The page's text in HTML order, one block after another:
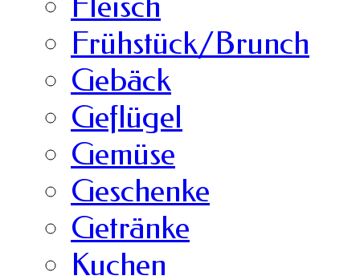
Frühstück/Brunch
Gebäck
Geflügel
Gemüse
Geschenke
Getränke
Kuchen